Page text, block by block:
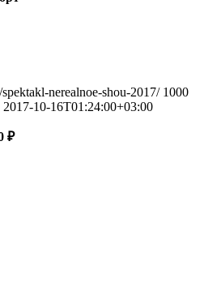
nerealnoe-shou-2017/ 1000
2017-10-16T01:24:00+03:00
₽